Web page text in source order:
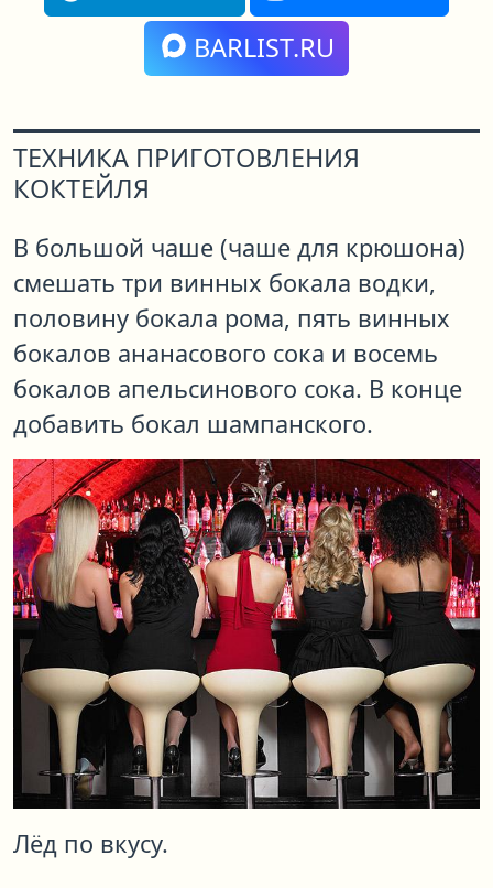
BARLIST.RU
ТЕХНИКА ПРИГОТОВЛЕНИЯ
КОКТЕЙЛЯ
В большой чаше (чаше для крюшона)
смешать три винных бокала водки,
половину бокала рома, пять винных
бокалов ананасового сока и восемь
бокалов апельсинового сока. В конце
добавить бокал шампанского.
Лёд по вкусу.